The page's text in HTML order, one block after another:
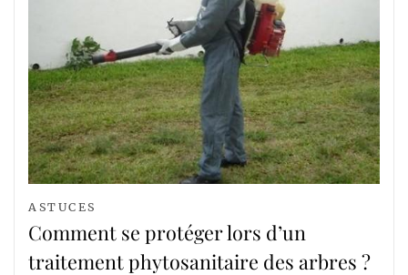
ASTUCES
Comment se protéger lors d’un
traitement phytosanitaire des arbres ?